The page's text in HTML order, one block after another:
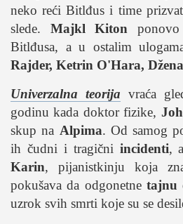
neko reći Bitlđus i time
slede. Majkl Kiton
Bitlđusa, a u ostalim
Rajder, Ketrin O'Hara,
Univerzalna teorija vraća
godinu kada doktor fizike,
skup na Alpima. Od samog
ih čudni i tragični incidenti,
Karin, pijanistkinju koja
pokušava da odgonetne tajnu
uzrok svih smrti koje su se